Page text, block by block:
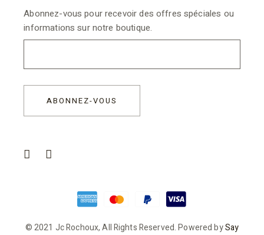
Abonnez-vous pour recevoir des offres spéciales ou
informations sur notre boutique.
© 2021 Jc Rochoux, All Rights Reserved. Powered bySay